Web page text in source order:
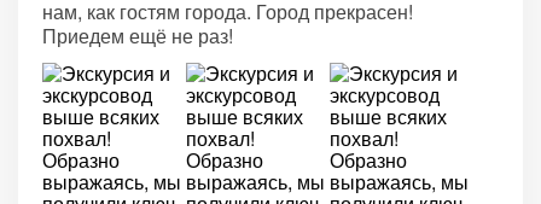
нам, как гостям города. Город прекрасен!
Приедем ещё не раз!